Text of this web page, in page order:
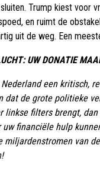
Trump kiest voor
en ruimt de
uit de weg. Een
UW DONATIE
een kritisch,
dat de grote politieke
linkse filters brengt,
uw financiële hulp
miljardenstromen van